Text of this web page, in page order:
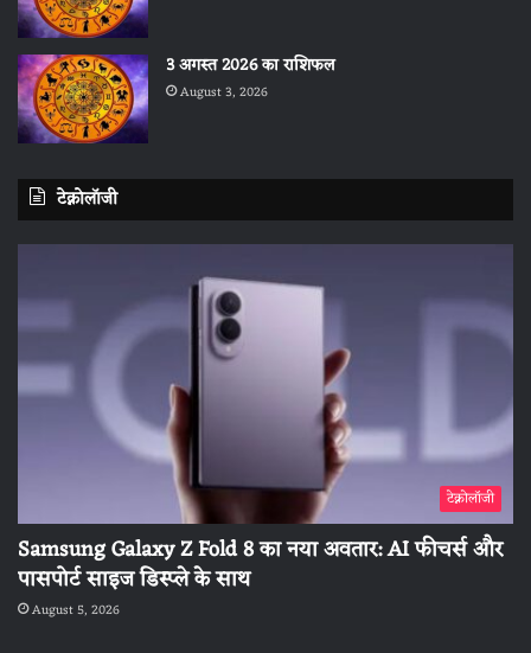
3 अगस्त 2026 का राशिफल
August 3, 2026
टेक्नोलॉजी
टेक्नोलॉजी
Samsung Galaxy Z Fold 8 का नया अवतार: AI फीचर्स और
पासपोर्ट साइज डिस्प्ले के साथ
August 5, 2026